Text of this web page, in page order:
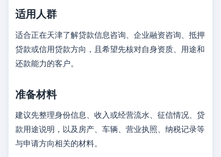
适用人群
适合正在天津了解贷款信息咨询、企业融资咨询、抵押
贷款或信用贷款方向，且希望先核对自身资质、用途和
还款能力的客户。
准备材料
建议先整理身份信息、收入或经营流水、征信情况、贷
款用途说明，以及房产、车辆、营业执照、纳税记录等
与申请方向相关的材料。